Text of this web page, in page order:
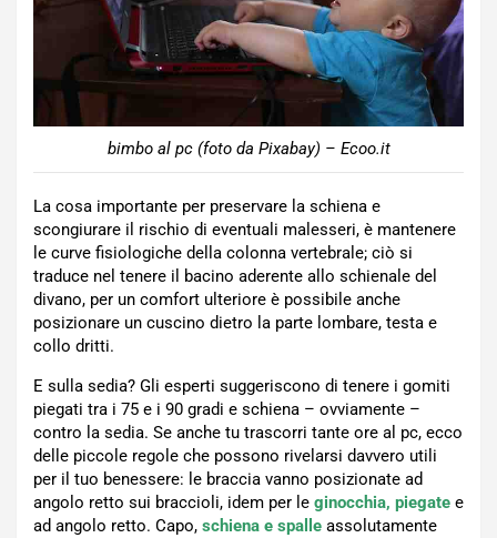
bimbo al pc (foto da Pixabay) – Ecoo.it
La cosa importante per preservare la schiena e
scongiurare il rischio di eventuali malesseri, è mantenere
le curve fisiologiche della colonna vertebrale; ciò si
traduce nel tenere il bacino aderente allo schienale del
divano, per un comfort ulteriore è possibile anche
posizionare un cuscino dietro la parte lombare, testa e
collo dritti.
E sulla sedia? Gli esperti suggeriscono di tenere i gomiti
piegati tra i 75 e i 90 gradi e schiena – ovviamente –
contro la sedia. Se anche tu trascorri tante ore al pc, ecco
delle piccole regole che possono rivelarsi davvero utili
per il tuo benessere: le braccia vanno posizionate ad
angolo retto sui braccioli, idem per le ginocchia, piegate e
ad angolo retto. Capo, schiena e spalle assolutamente